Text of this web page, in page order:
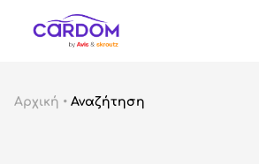
Αρχική • Αναζήτηση